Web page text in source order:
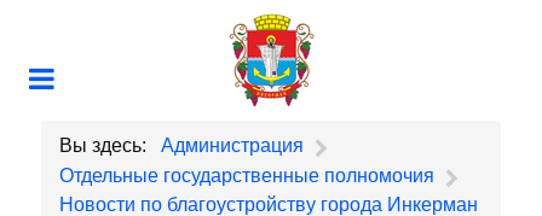
Вы здесь:
Администрация
Отдельные государственные полномочия
Новости по благоустройству города Инкерман